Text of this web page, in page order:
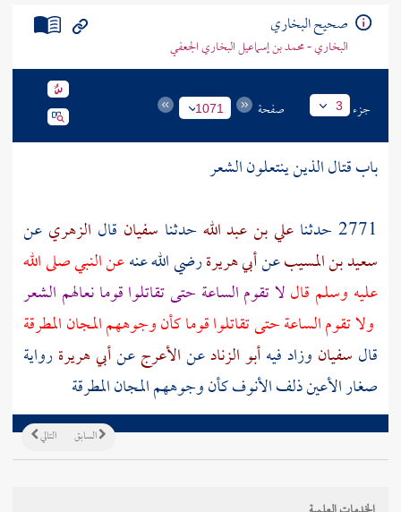
صحيح البخاري
البخاري - محمد بن إسماعيل البخاري الجعفي
جزء 3 صفحة 1071
باب قتال الذين ينتعلون الشعر
2771 حدثنا
علي بن عبد الله حدثنا سفيان قال الزهري عن
سعيد بن المسيبعنأبي هريرةرضي الله عنهعن النبي صلى الله
عليه وسلم قاللا تقوم الساعة حتى تقاتلوا قوما نعالهم الشعر
ولا تقوم الساعة حتى تقاتلوا قوما كأن وجوههم المجان المطرقة
قال سفيان وزاد فيهأبو الزنادعنالأعرجعنأبي هريرةرواية
صغار الأعين ذلف الأنوف كأن وجوههم المجان المطرقة
التالي السابق